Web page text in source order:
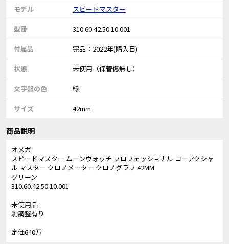
モデル スピードマスタ ー
型番 310.60.42.50.10.001
付属品 完品：2022年(購入日)
状態 未使用（保管傷無し）
文字盤の色 緑
サイズ 42mm
商品説明
オメガ
スピードマスター ムーンウォッチ プロフェッショナル コーアクシャ
ル マスター クロノメーター クロノグラフ 42MM
グリーン
310.60.42.50.10.001
未使用品
駒調整有り
定価640万